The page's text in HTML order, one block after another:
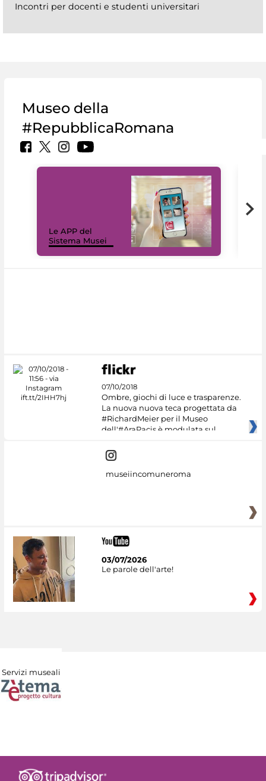
Incontri per docenti e studenti universitari
Museo della
#RepubblicaRomana
Le APP del
Sistema Musei
07/10/2018
Ombre, giochi di luce e trasparenze.
La nuova nuova teca progettata da
#RichardMeier per il Museo
dell'#AraPacis è modulata sul
museiincomuneroma
03/07/2026
Le parole dell'arte!
Servizi museali